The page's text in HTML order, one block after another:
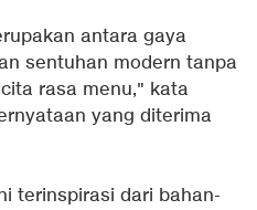
antara gaya
sentuhan modern tanpa
rasa menu," kata
yang diterima
terinspirasi dari bahan-